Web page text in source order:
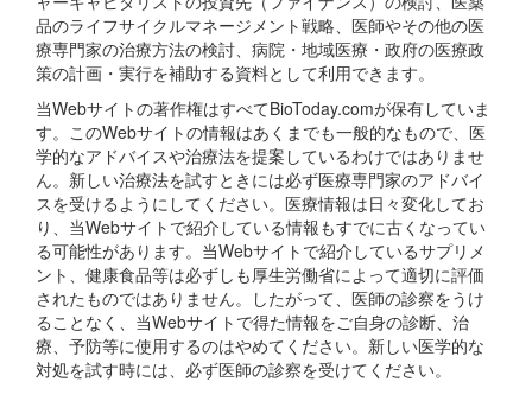
品のライフサイクルマネージメント戦略、医師やその他の医
療専門家の治療方法の検討、病院・地域医療・政府の医療政
策の計画・実行を補助する資料として利用できます。
当Webサイトの著作権はすべてBioToday.comが保有していま
す。このWebサイトの情報はあくまでも一般的なもので、医
学的なアドバイスや治療法を提案しているわけではありませ
ん。新しい治療法を試すときには必ず医療専門家のアドバイ
スを受けるようにしてください。医療情報は日々変化してお
り、当Webサイトで紹介している情報もすでに古くなってい
る可能性があります。当Webサイトで紹介しているサプリメ
ント、健康食品等は必ずしも厚生労働省によって適切に評価
されたものではありません。したがって、医師の診察をうけ
ることなく、当Webサイトで得た情報をご自身の診断、治
療、予防等に使用するのはやめてください。新しい医学的な
対処を試す時には、必ず医師の診察を受けてください。